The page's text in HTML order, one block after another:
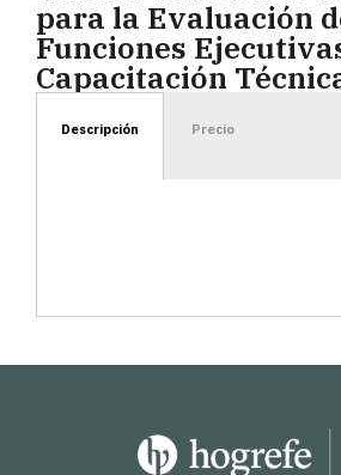
para la Evaluación
Funciones
Capacitación
Descripción Precio